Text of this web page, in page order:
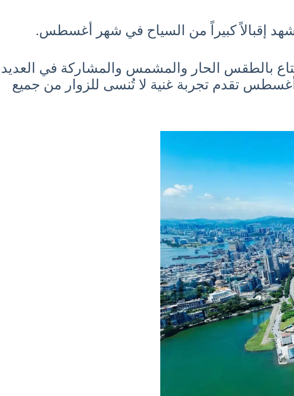
تشهد إقبالاً كبيراً من السياح في شهر أغسطس.
بالطقس الحار والمشمس والمشاركة في العديد
تقدم تجربة غنية لا تُنسى للزوار من جميع